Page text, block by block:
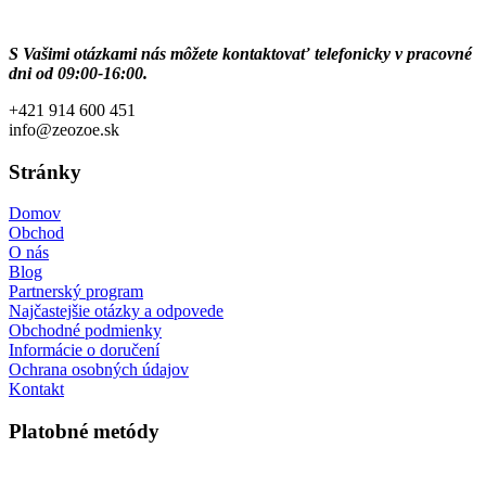
S Vašimi otázkami nás môžete kontaktovať telefonicky v pracovné
dni od 09:00-16:00.
+421 914 600 451
info@zeozoe.sk
Stránky
Domov
Obchod
O nás
Blog
Partnerský program
Najčastejšie otázky a odpovede
Obchodné podmienky
Informácie o doručení
Ochrana osobných údajov
Kontakt
Platobné metódy